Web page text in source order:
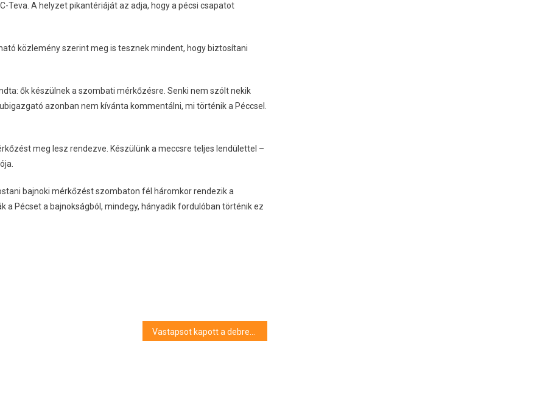
Teva. A helyzet pikantériáját az adja, hogy a pécsi csapatot
közlemény szerint meg is tesznek mindent, hogy biztosítani
ők készülnek a szombati mérkőzésre. Senki nem szólt nekik
azonban nem kívánta kommentálni, mi történik a Péccsel.
meg lesz rendezve. Készülünk a meccsre teljes lendülettel –
bajnoki mérkőzést szombaton fél háromkor rendezik a
a Pécset a bajnokságból, mindegy, hányadik fordulóban történik ez
Vastapsot kapott a debreceni társulat